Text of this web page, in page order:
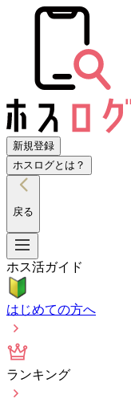
新規登録
ホスログとは？
戻る
ホス活ガイド
はじめての方へ
ランキング